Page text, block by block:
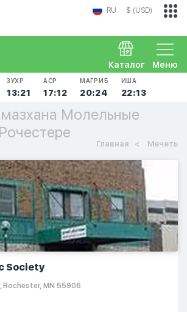
RU $ (USD)
Меню
Каталог
ЗУХР
13:21
АСР
17:12
МАГРИБ
20:24
ИША
22:13
Молельные
Главная Мечеть
Society
Rochester, MN 55906